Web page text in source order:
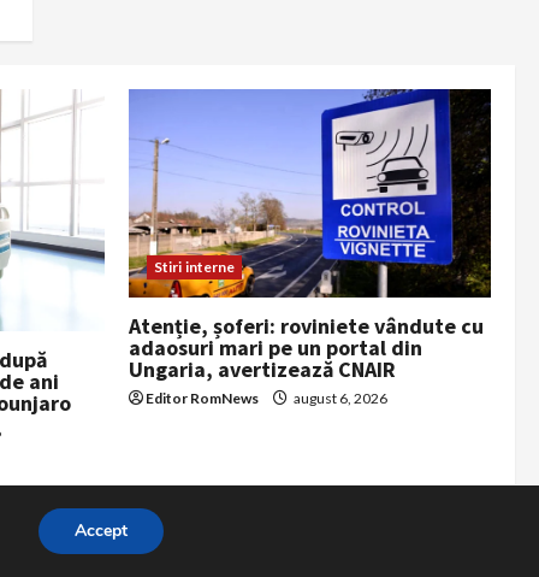
ani
Stiri interne
Atenție, șoferi: roviniete vândute cu
adaosuri mari pe un portal din
Ungaria, avertizează CNAIR
Editor RomNews august 6, 2026
Accept